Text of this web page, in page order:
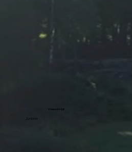
Vassunda GK
Juniorer